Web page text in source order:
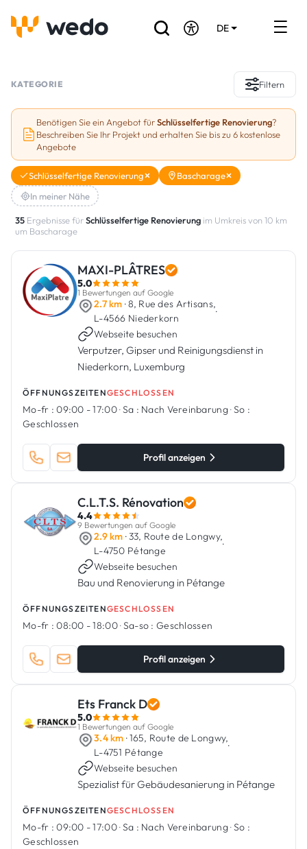
DE
Referenzen
Förderungen & Zuschüsse
Stellenbörse
Sind Sie Handwerker?
Einloggen
KATEGORIE Filtern
Benötigen Sie ein Angebot fürSchlüsselfertige Renovierung?
Beschreiben Sie Ihr Projekt und erhalten Sie bis zu 6 kostenlose
Angebote
Schlüsselfertige Renovierung
Bascharage
In meiner Nähe
35 Ergebnisse fürSchlüsselfertige Renovierung im Umkreis von 10 km
um Bascharage
MAXI-PLÂTRES
5.0
1 Bewertungen auf Google
2.7 km · 8, Rue des Artisans,
L-4566 Niederkorn
·
Webseite besuchen
Verputzer, Gipser und Reinigungsdienst in
Niederkorn, Luxemburg
ÖFFNUNGSZEITENGESCHLOSSEN
Mo-fr : 09:00 - 17:00·Sa : Nach Vereinbarung·So :
Geschlossen
Profil anzeigen
C.L.T.S. Rénovation
4.4
9 Bewertungen auf Google
2.9 km · 33, Route de Longwy,
L-4750 Pétange
·
Webseite besuchen
Bau und Renovierung in Pétange
ÖFFNUNGSZEITENGESCHLOSSEN
Mo-fr : 08:00 - 18:00·Sa-so : Geschlossen
Profil anzeigen
Ets Franck D
5.0
1 Bewertungen auf Google
3.4 km · 165, Route de Longwy,
L-4751 Pétange
·
Webseite besuchen
Spezialist für Gebäudesanierung in Pétange
ÖFFNUNGSZEITENGESCHLOSSEN
Mo-fr : 09:00 - 17:00·Sa : Nach Vereinbarung·So :
Geschlossen